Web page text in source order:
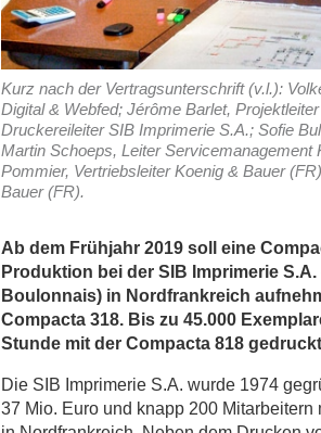
Kurz nach der Vertragsunterschrift (v.l.):
Digital & Webfed; Jérôme Barlet,
Druckereileiter SIB Imprimerie S.A.; Sofie
Martin Schoeps, Leiter Servicemanagement
Pommier, Vertriebsleiter Koenig & Bauer
Bauer (FR).
Ab dem Frühjahr 2019 soll eine
Produktion bei der SIB Imprimerie
Boulonnais) in Nordfrankreich
Compacta 318. Bis zu 45.000
Stunde mit der Compacta 818
Die SIB Imprimerie S.A. wurde 1974
37 Mio. Euro und knapp 200